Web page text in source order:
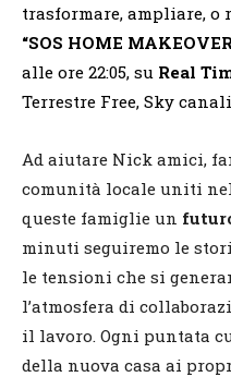
trasformare, ampliare, o
“SOS HOME
alle ore 22:05, su Real
Terrestre Free, Sky canali
Ad aiutare Nick amici,
comunità locale uniti
queste famiglie un
minuti seguiremo le
le tensioni che si
l’atmosfera di
il lavoro. Ogni puntata
della nuova casa ai